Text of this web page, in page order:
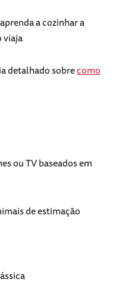
a cozinhar a
viaja
detalhado sobrecomo
ou TV baseados em
de estimação